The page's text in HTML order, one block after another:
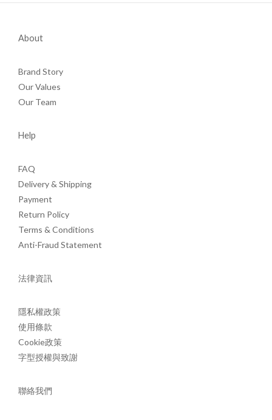
About
Brand Story
Our Values
Our Team
Help
FAQ
Delivery & Shipping
Payment
Return Policy
Terms & Conditions
Anti-Fraud Statement
法律資訊
隱私權政策
使用條款
Cookie政策
字型授權與致謝
聯絡我們